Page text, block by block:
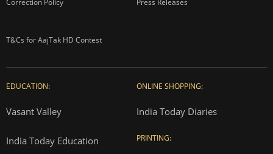
T&Cs for AajTak HD Contest
EDUCATION:
Vasant Valley
India Today Education
ONLINE SHOPPING:
India Today Diaries
PRINTING: